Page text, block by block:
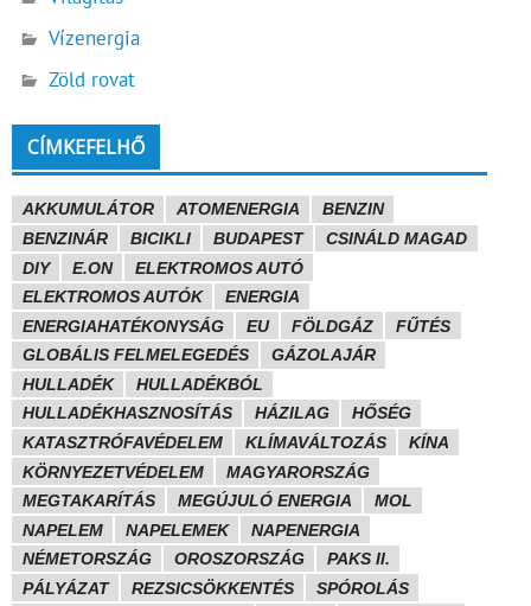
Vízenergia
Zöld rovat
CÍMKEFELHŐ
AKKUMULÁTOR ATOMENERGIA
BENZIN
BENZINÁR
BICIKLI BUDAPEST
CSINÁLD MAGAD
DIY
E.ON
ELEKTROMOS AUTÓ
ELEKTROMOS AUTÓK
ENERGIA
ENERGIAHATÉKONYSÁG
EU FÖLDGÁZ
FŰTÉS
GLOBÁLIS FELMELEGEDÉS
GÁZOLAJÁR
HULLADÉK
HULLADÉKBÓL
HULLADÉKHASZNOSÍTÁS
HÁZILAG
HŐSÉG
KATASZTRÓFAVÉDELEM
KLÍMAVÁLTOZÁS
KÍNA
KÖRNYEZETVÉDELEM
MAGYARORSZÁG
MEGTAKARÍTÁS
MEGÚJULÓ ENERGIA
MOL
NAPELEM
NAPELEMEK
NAPENERGIA
NÉMETORSZÁG
OROSZORSZÁG
PAKS II.
PÁLYÁZAT
REZSICSÖKKENTÉS
SPÓROLÁS